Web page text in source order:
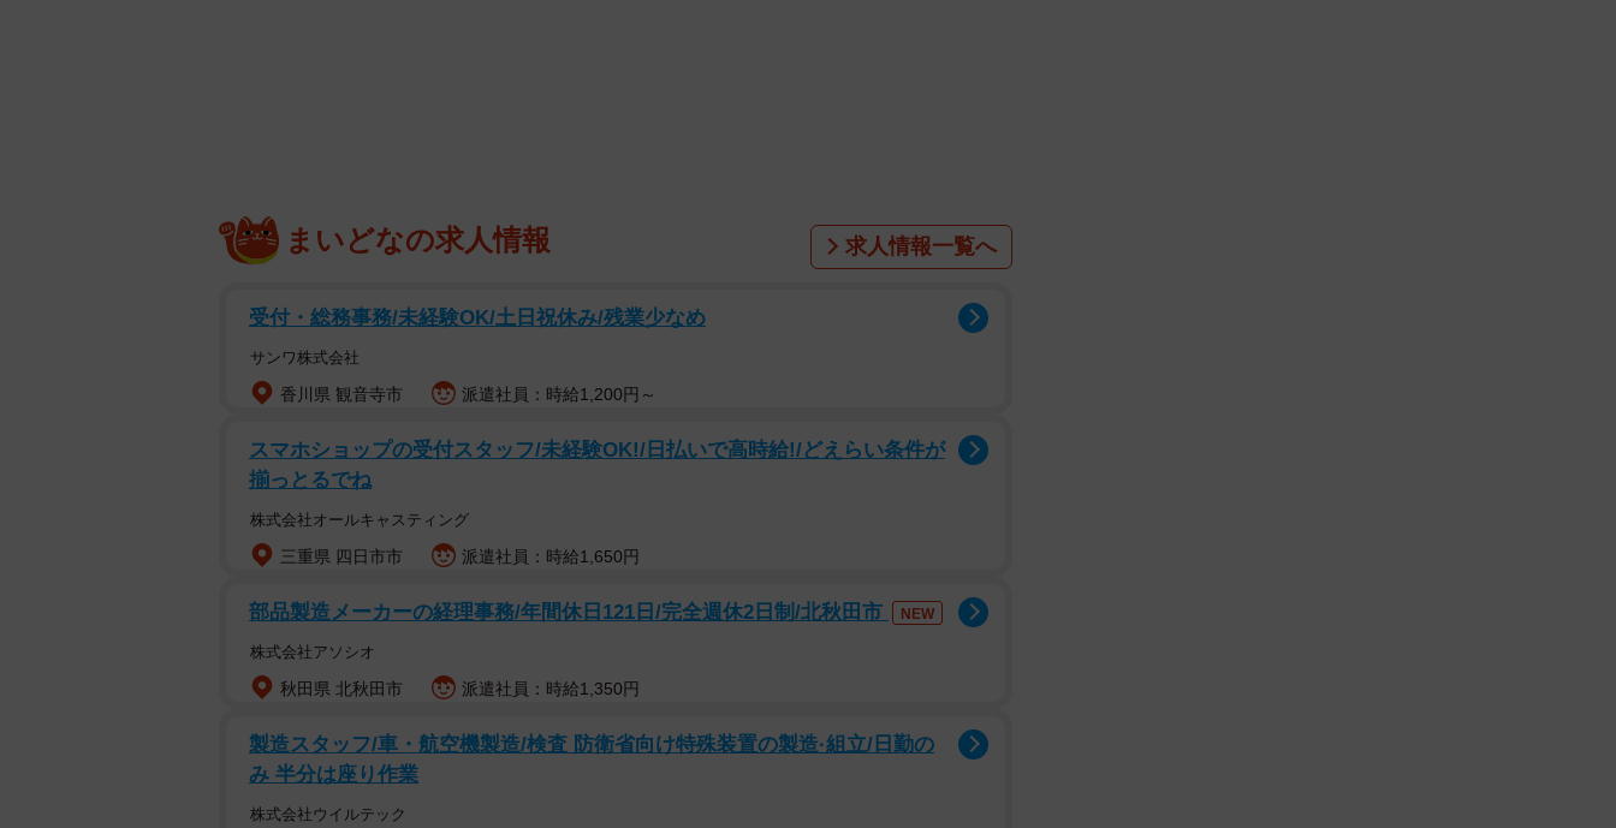
これまでにナンパをした経験はありますか？（提供画像）
調査の結果、「これまでにナンパをした経験がある」と答えた人は51.3%、「ない」は
48.7%と、ほぼ半々の結果になりました。
まいどなの求人情報 求人情報一覧へ
受付・総務事務/未経験OK/土日祝休み/残業少なめ
サンワ株式会社
香川県 観音寺市 派遣社員：時給1,200円～
スマホショップの受付スタッフ/未経験OK!/日払いで高時給!/どえらい条件が
揃っとるでね
株式会社オールキャスティング
三重県 四日市市 派遣社員：時給1,650円
部品製造メーカーの経理事務/年間休日121日/完全週休2日制/北秋田市 NEW
株式会社アソシオ
秋田県 北秋田市 派遣社員：時給1,350円
製造スタッフ/車・航空機製造/検査 防衛省向け特殊装置の製造·組立/日勤の
み 半分は座り作業
株式会社ウイルテック